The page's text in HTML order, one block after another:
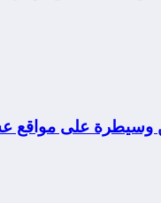
وسيطرة على مواقع